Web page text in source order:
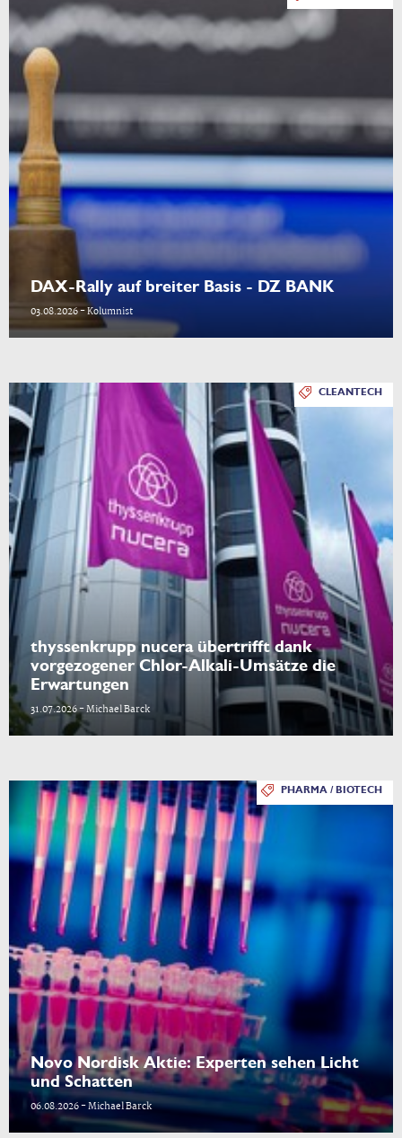
DAX-Rally auf breiter Basis - DZ BANK
03.08.2026 - Kolumnist
CLEANTECH
thyssenkrupp nucera übertrifft dank
vorgezogener Chlor-Alkali-Umsätze die
Erwartungen
31.07.2026 - Michael Barck
PHARMA / BIOTECH
Novo Nordisk Aktie: Experten sehen Licht
und Schatten
06.08.2026 - Michael Barck